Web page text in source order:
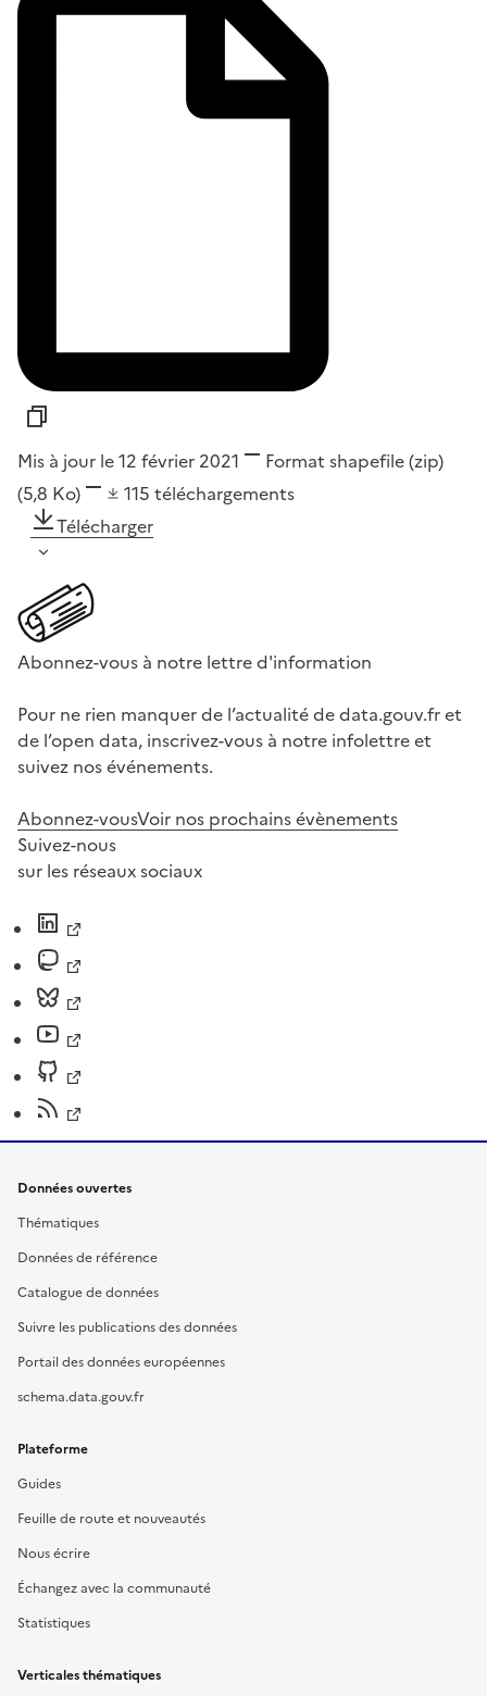
Mis à jour le 12 février 2021 Format shapefile (zip)
(5,8 Ko)
115 téléchargements
Télécharger
Abonnez-vous à notre lettre d'information
Pour ne rien manquer de l’actualité de data.gouv.fr et
de l’open data, inscrivez-vous à notre infolettre et
suivez nos événements.
Abonnez-vousVoir nos prochains évènements
Suivez-nous
sur les réseaux sociaux
Données ouvertes
Thématiques
Données de référence
Catalogue de données
Suivre les publications des données
Portail des données européennes
schema.data.gouv.fr
Plateforme
Guides
Feuille de route et nouveautés
Nous écrire
Échangez avec la communauté
Statistiques
Verticales thématiques